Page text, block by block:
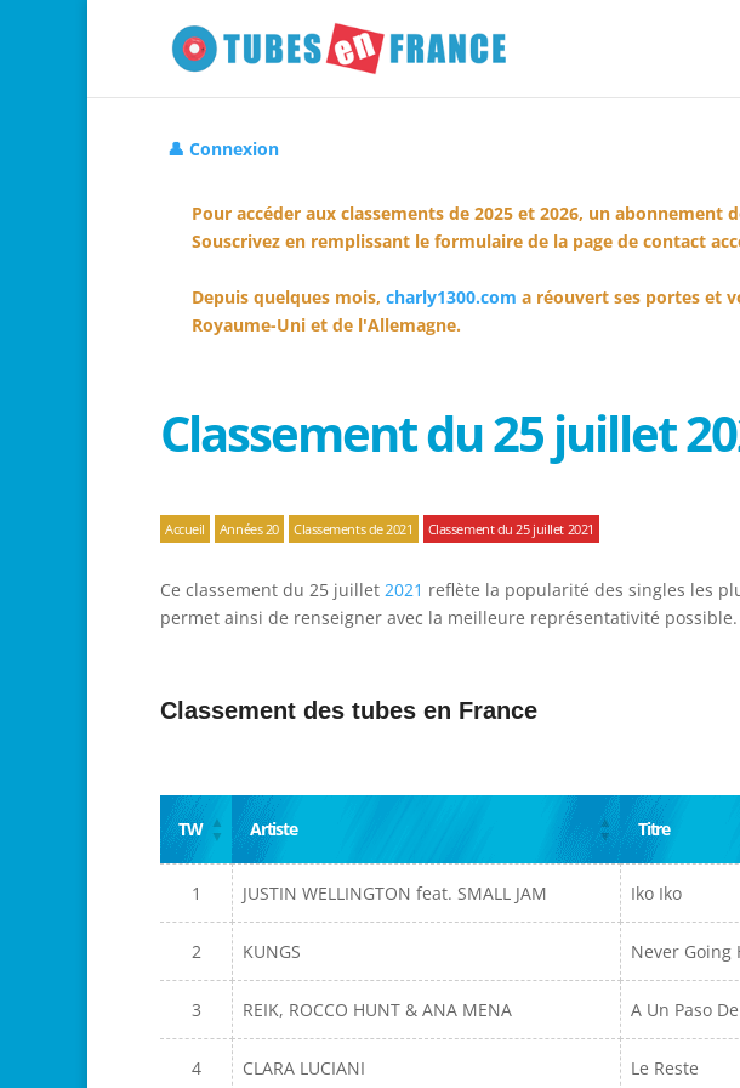
👤 Connexion
Pour accéder aux classements de 2025 et 2026, un abonnement
Souscrivez en remplissant le formulaire de la page de contact
Depuis quelques mois, charly1300.com a réouvert ses portes et
Royaume-Uni et de l'Allemagne.
Classement du 25 juillet
Accueil Années 20 Classements de 2021 Classement du 25 juillet 2021
Ce classement du 25 juillet 2021 reflète la popularité des singles les
permet ainsi de renseigner avec la meilleure représentativité possible.
Classement des tubes en France
TW Artiste Titre
1 JUSTIN WELLINGTON feat. SMALL JAM Iko Iko
2 KUNGS Never Going
3 REIK, ROCCO HUNT & ANA MENA A Un Paso
4 CLARA LUCIANI Le Reste